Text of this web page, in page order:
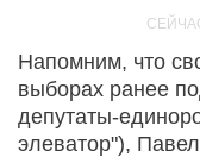
Напомним, что
выборах ранее
депутаты-
элеватор"),